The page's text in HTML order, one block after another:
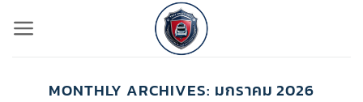
ไป
MONTHLY ARCHIVES: มกราคม 2026